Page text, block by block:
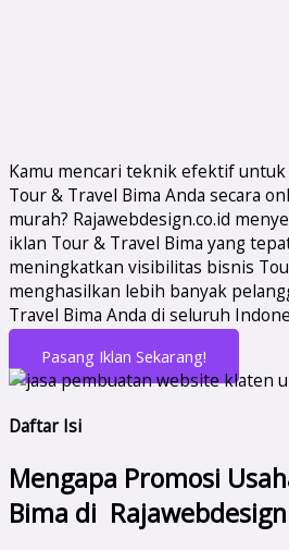
Kamu mencari teknik efektif
Tour & Travel Bima Anda secara
murah? Rajawebdesign.co.id
iklan Tour & Travel Bima yang
meningkatkan visibilitas bisnis
menghasilkan lebih banyak
Travel Bima Anda di seluruh
Pasang Iklan Sekarang!
Daftar Isi
Mengapa Promosi
Bima di